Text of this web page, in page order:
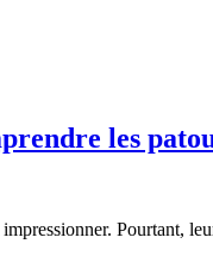
les
Pourtant,